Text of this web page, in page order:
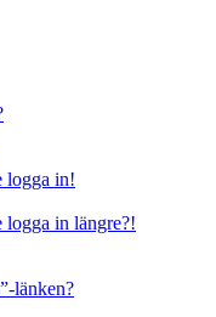
logga in!
logga in längre?!
länken?